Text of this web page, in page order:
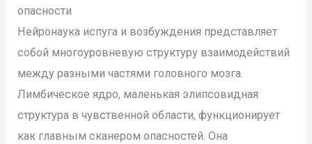
опасности
Нейронаука испуга и возбуждения представляет
собой многоуровневую структуру взаимодействий
между разными частями головного мозга.
Лимбическое ядро, маленькая элипсовидная
структура в чувственной области, функционирует
как главным сканером опасностей. Она